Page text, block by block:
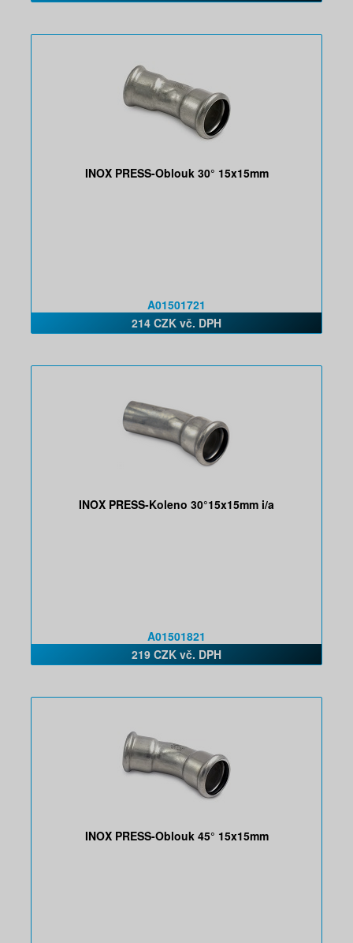
INOX PRESS-Oblouk 30° 15x15mm
A01501721
214 CZK vč. DPH
INOX PRESS-Koleno 30°15x15mm i/a
A01501821
219 CZK vč. DPH
INOX PRESS-Oblouk 45° 15x15mm